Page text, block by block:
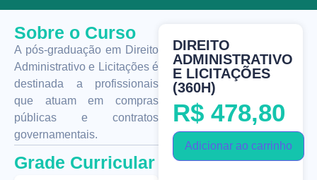
Sobre o Curso
A pós-graduação em Direito
Administrativo e Licitações é
destinada a profissionais
que atuam em compras
públicas e contratos
governamentais.
Grade Curricular
DIREITO
ADMINISTRATIVO
E LICITAÇÕES
(360H)
R$ 478,80
Adicionar ao carrinho